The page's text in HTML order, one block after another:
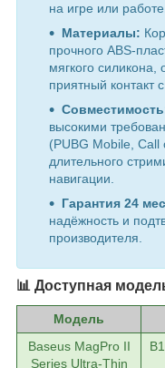
на игре или
Материалы:
прочного ABS-
мягкого силикона,
приятный контакт
высокими
(PUBG Mobile,
длительного
навигации.
Гарантия 24
надёжность и
производителя.
📊 Доступная
Модель
Baseus MagPro II
Series Ultra-Thin